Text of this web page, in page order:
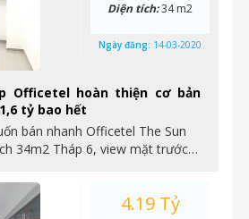
Officetel hoàn thiện cơ bản
tỷ bao hết
bán nhanh Officetel The Sun
34m2 Tháp 6, view mặt trước…
Diện tích:34 m2
Ngày đăng: 14-03-2020
4.19 Tỷ